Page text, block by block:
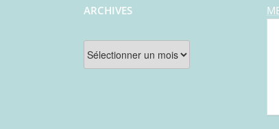
ARCHIVES
Archives